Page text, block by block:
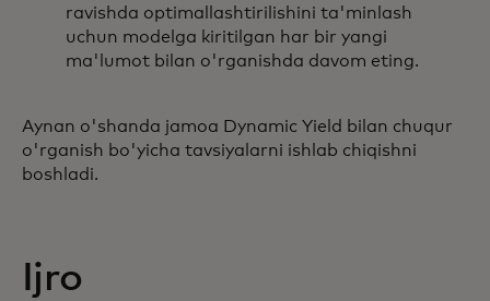
ravishda optimallashtirilishini ta'minlash
uchun modelga kiritilgan har bir yangi
ma'lumot bilan o'rganishda davom eting.
Aynan o'shanda jamoa Dynamic Yield bilan chuqur
o'rganish bo'yicha tavsiyalarni ishlab chiqishni
boshladi.
Ijro